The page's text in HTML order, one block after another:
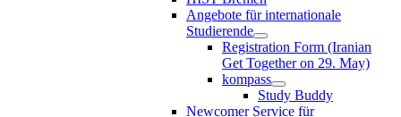
Angebote für internationale
Studierende
Registration Form (Iranian
Get Together on 29. May)
kompass
Study Buddy
Newcomer Service für